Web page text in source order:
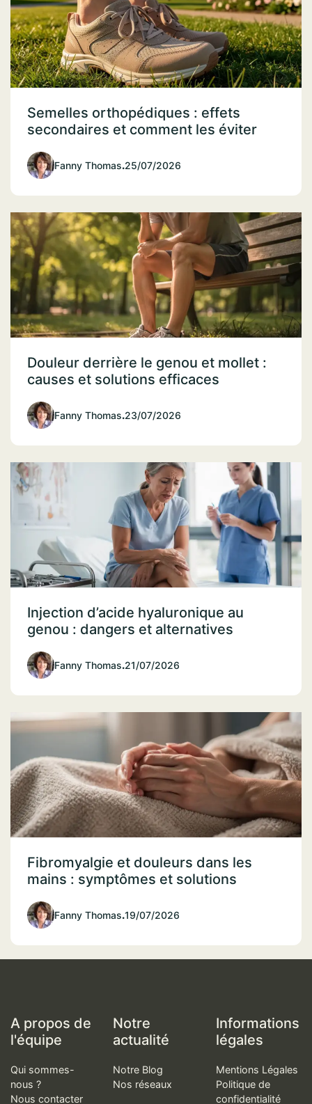
Semelles orthopédiques : effets
secondaires et comment les éviter
Fanny Thomas.25/07/2026
Douleur derrière le genou et mollet :
causes et solutions efficaces
Fanny Thomas.23/07/2026
Injection d’acide hyaluronique au
genou : dangers et alternatives
Fanny Thomas.21/07/2026
Fibromyalgie et douleurs dans les
mains : symptômes et solutions
Fanny Thomas.19/07/2026
A propos de
l'équipe
Qui sommes-
nous ?
Nous contacter
Notre
actualité
Notre Blog
Nos réseaux
Informations
légales
Mentions Légales
Politique de
confidentialité